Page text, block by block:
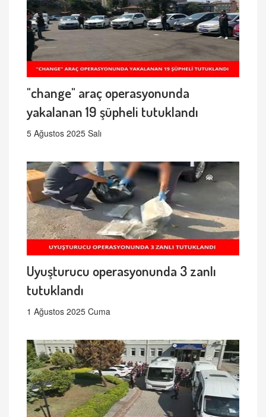
"change" araç operasyonunda
yakalanan 19 şüpheli tutuklandı
5 Ağustos 2025 Salı
Uyuşturucu operasyonunda 3 zanlı
tutuklandı
1 Ağustos 2025 Cuma